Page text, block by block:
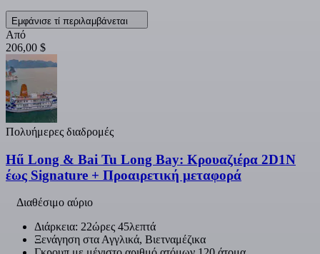
Εμφάνισε τί περιλαμβάνεται
Από
206,00 $
Πολυήμερες διαδρομές
Hű Long & Bai Tu Long Bay: Κρουαζιέρα 2D1N
έως Signature + Προαιρετική μεταφορά
Διαθέσιμο αύριο
Διάρκεια: 22ώρες 45λεπτά
Ξενάγηση στα Αγγλικά, Βιετναμέζικα